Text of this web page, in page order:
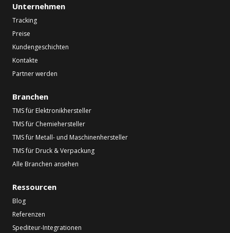
Unternehmen
Tracking
Preise
Kundengeschichten
Kontakte
Partner werden
Branchen
TMS für Elektronikhersteller
TMS für Chemiehersteller
TMS für Metall- und Maschinenhersteller
TMS für Druck & Verpackung
Alle Branchen ansehen
Ressourcen
Blog
Referenzen
Spediteur-Integrationen